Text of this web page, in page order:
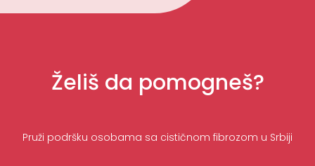
Želiš da pomogneš?
Pruži podršku osobama sa cističnom fibrozom u Srbiji